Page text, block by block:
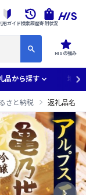
HISの強み
用ガイド検索履歴寄附状況
品から探す 地域
さと納税 返礼品名